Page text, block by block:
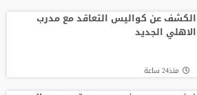
الكشف عن كواليس التعاقد مع مدرب
الاهلي الجديد
منذ24 ساعة